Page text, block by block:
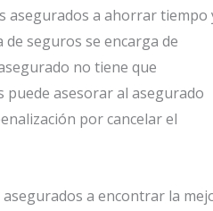
asegurados a ahorrar tiempo
seguros se encarga de
no tiene que
asesorar al asegurado
por cancelar el
a encontrar la